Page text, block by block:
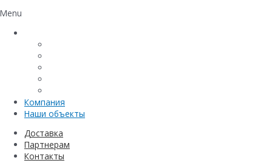
Menu
Компания
Наши объекты
Доставка
Партнерам
Контакты